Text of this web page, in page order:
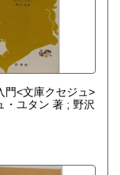
門<文庫クセジュ>
・ユタン 著 ; 野沢